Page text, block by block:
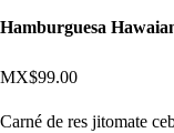
Hamburguesa
MX$99.00
Carné de res jitomate